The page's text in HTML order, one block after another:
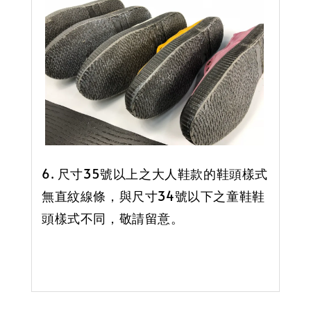
6. 尺寸35號以上之大人鞋款的鞋頭樣式
無直紋線條，與尺寸34號以下之童鞋鞋
頭樣式不同，敬請留意。